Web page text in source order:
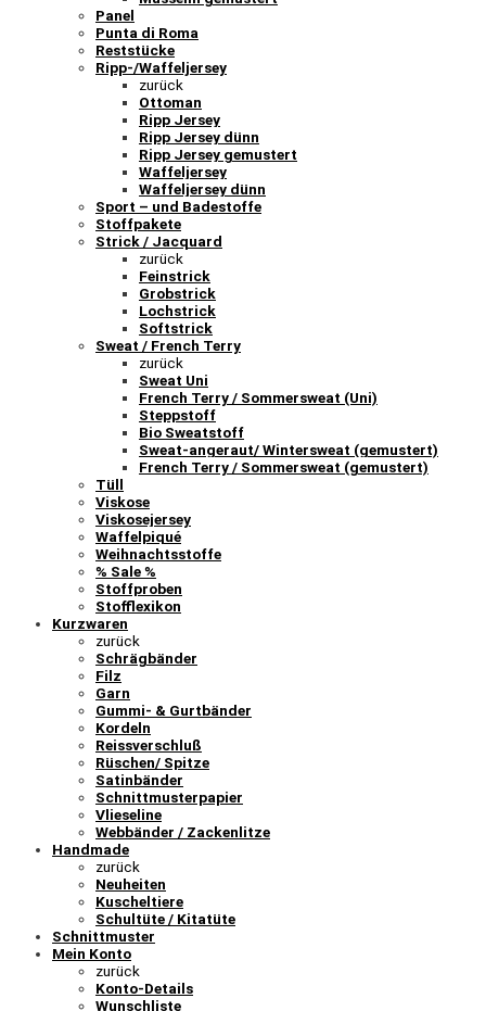
Panel
Punta di Roma
Reststücke
Ripp-/Waffeljersey
zurück
Ottoman
Ripp Jersey
Ripp Jersey dünn
Ripp Jersey gemustert
Waffeljersey
Waffeljersey dünn
Sport – und Badestoffe
Stoffpakete
Strick / Jacquard
zurück
Feinstrick
Grobstrick
Lochstrick
Softstrick
Sweat / French Terry
zurück
Sweat Uni
French Terry / Sommersweat (Uni)
Steppstoff
Bio Sweatstoff
Sweat-angeraut/ Wintersweat (gemustert)
French Terry / Sommersweat (gemustert)
Tüll
Viskose
Viskosejersey
Waffelpiqué
Weihnachtsstoffe
% Sale %
Stoffproben
Stofflexikon
Kurzwaren
zurück
Schrägbänder
Filz
Garn
Gummi- & Gurtbänder
Kordeln
Reissverschluß
Rüschen/ Spitze
Satinbänder
Schnittmusterpapier
Vlieseline
Webbänder / Zackenlitze
Handmade
zurück
Neuheiten
Kuscheltiere
Schultüte / Kitatüte
Schnittmuster
Mein Konto
zurück
Konto-Details
Wunschliste